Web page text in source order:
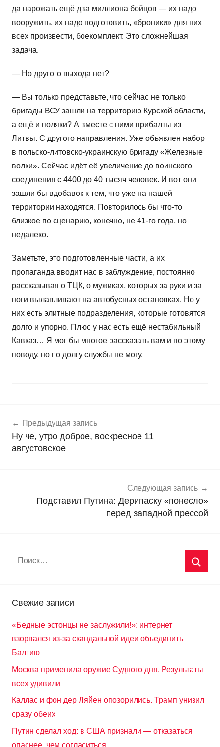
да нарожать ещё два миллиона бойцов — их надо
вооружить, их надо подготовить, «броники» для них
всех произвести, боекомплект. Это сложнейшая
задача.
— Но другого выхода нет?
— Вы только представьте, что сейчас не только
бригады ВСУ зашли на территорию Курской области,
а ещё и поляки? А вместе с ними прибалты из
Литвы. С другого направления. Уже объявлен набор
в польско-литовско-украинскую бригаду «Железные
волки». Сейчас идёт её увеличение до воинского
соединения с 4400 до 40 тысяч человек. И вот они
зашли бы вдобавок к тем, что уже на нашей
территории находятся. Повторилось бы что-то
близкое по сценарию, конечно, не 41-го года, но
недалеко.
Заметьте, это подготовленные части, а их
пропаганда вводит нас в заблуждение, постоянно
рассказывая о ТЦК, о мужиках, которых за руки и за
ноги вылавливают на автобусных остановках. Но у
них есть элитные подразделения, которые готовятся
долго и упорно. Плюс у нас есть ещё нестабильный
Кавказ… Я мог бы многое рассказать вам и по этому
поводу, но по долгу службы не могу.
о
в
о
по
записям
Предыдущая запись
Ну че, утро доброе, воскресное 11
августовское
Следующая запись
Подставил Путина: Дерипаску «понесло»
перед западной прессой
Свежие записи
«Бедные эстонцы не заслужили!»: интернет
взорвался из-за скандальной идеи объединить
Балтию
Москва применила оружие Судного дня. Результаты
всех удивили
Каллас и фон дер Ляйен опозорились. Трамп унизил
сразу обеих
Путин сделал ход: в США признали — отказаться
опаснее, чем согласиться